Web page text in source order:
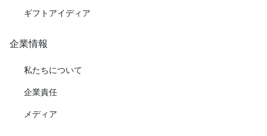
ギフトアイディア
企業情報
私たちについて
企業責任
メディア